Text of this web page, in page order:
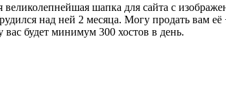
шапка для сайта с
над ней 2 месяца. Могу продать вам
будет минимум 300 хостов в день.